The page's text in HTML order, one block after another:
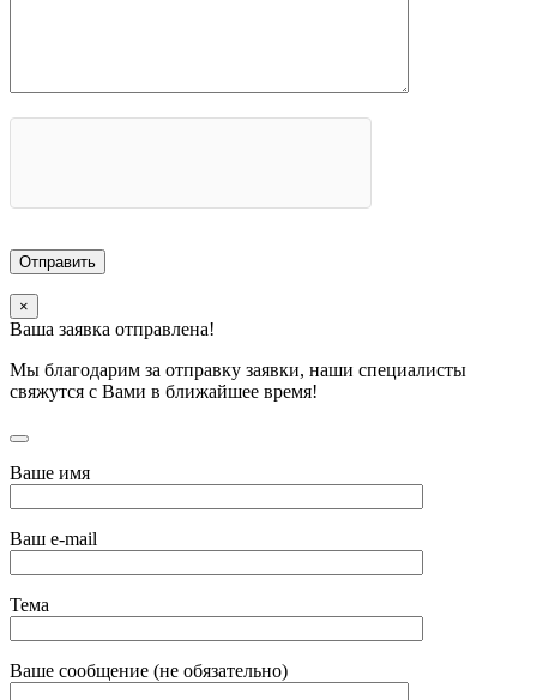
×
Ваша заявка отправлена!
Мы благодарим за отправку заявки, наши специалисты
свяжутся с Вами в ближайшее время!
Ваше имя
Ваш e-mail
Тема
Ваше сообщение (не обязательно)